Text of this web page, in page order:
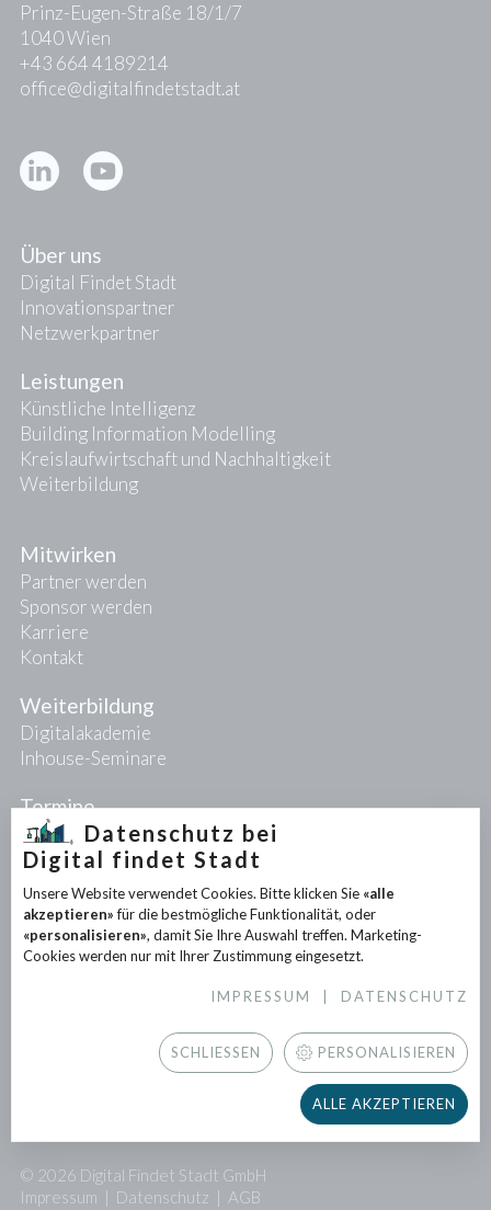
Prinz-Eugen-Straße 18/1/7
1040 Wien
+43 664 4189214
office@digitalfindetstadt.at
Über uns
Digital Findet Stadt
Innovationspartner
Netzwerkpartner
Leistungen
Künstliche Intelligenz
Building Information Modelling
Kreislaufwirtschaft und Nachhaltigkeit
Weiterbildung
Mitwirken
Partner werden
Sponsor werden
Karriere
Kontakt
Weiterbildung
Digitalakademie
Inhouse-Seminare
Termine
Projekte
PIONEER-Projekte
Forschungsprojekte
Partnerprojekte
© 2026 Digital Findet Stadt GmbH
Impressum | Datenschutz | AGB
Datenschutz bei
Digital findet Stadt
Unsere Website verwendet Cookies. Bitte klicken Sie «alle
akzeptieren»für die bestmögliche Funktionalität, oder
«personalisieren», damit Sie Ihre Auswahl treffen. Marketing-
Cookies werden nur mit Ihrer Zustimmung eingesetzt.
IMPRESSUM DATENSCHUTZ
SCHLIESSEN PERSONALISIEREN
ALLE AKZEPTIEREN